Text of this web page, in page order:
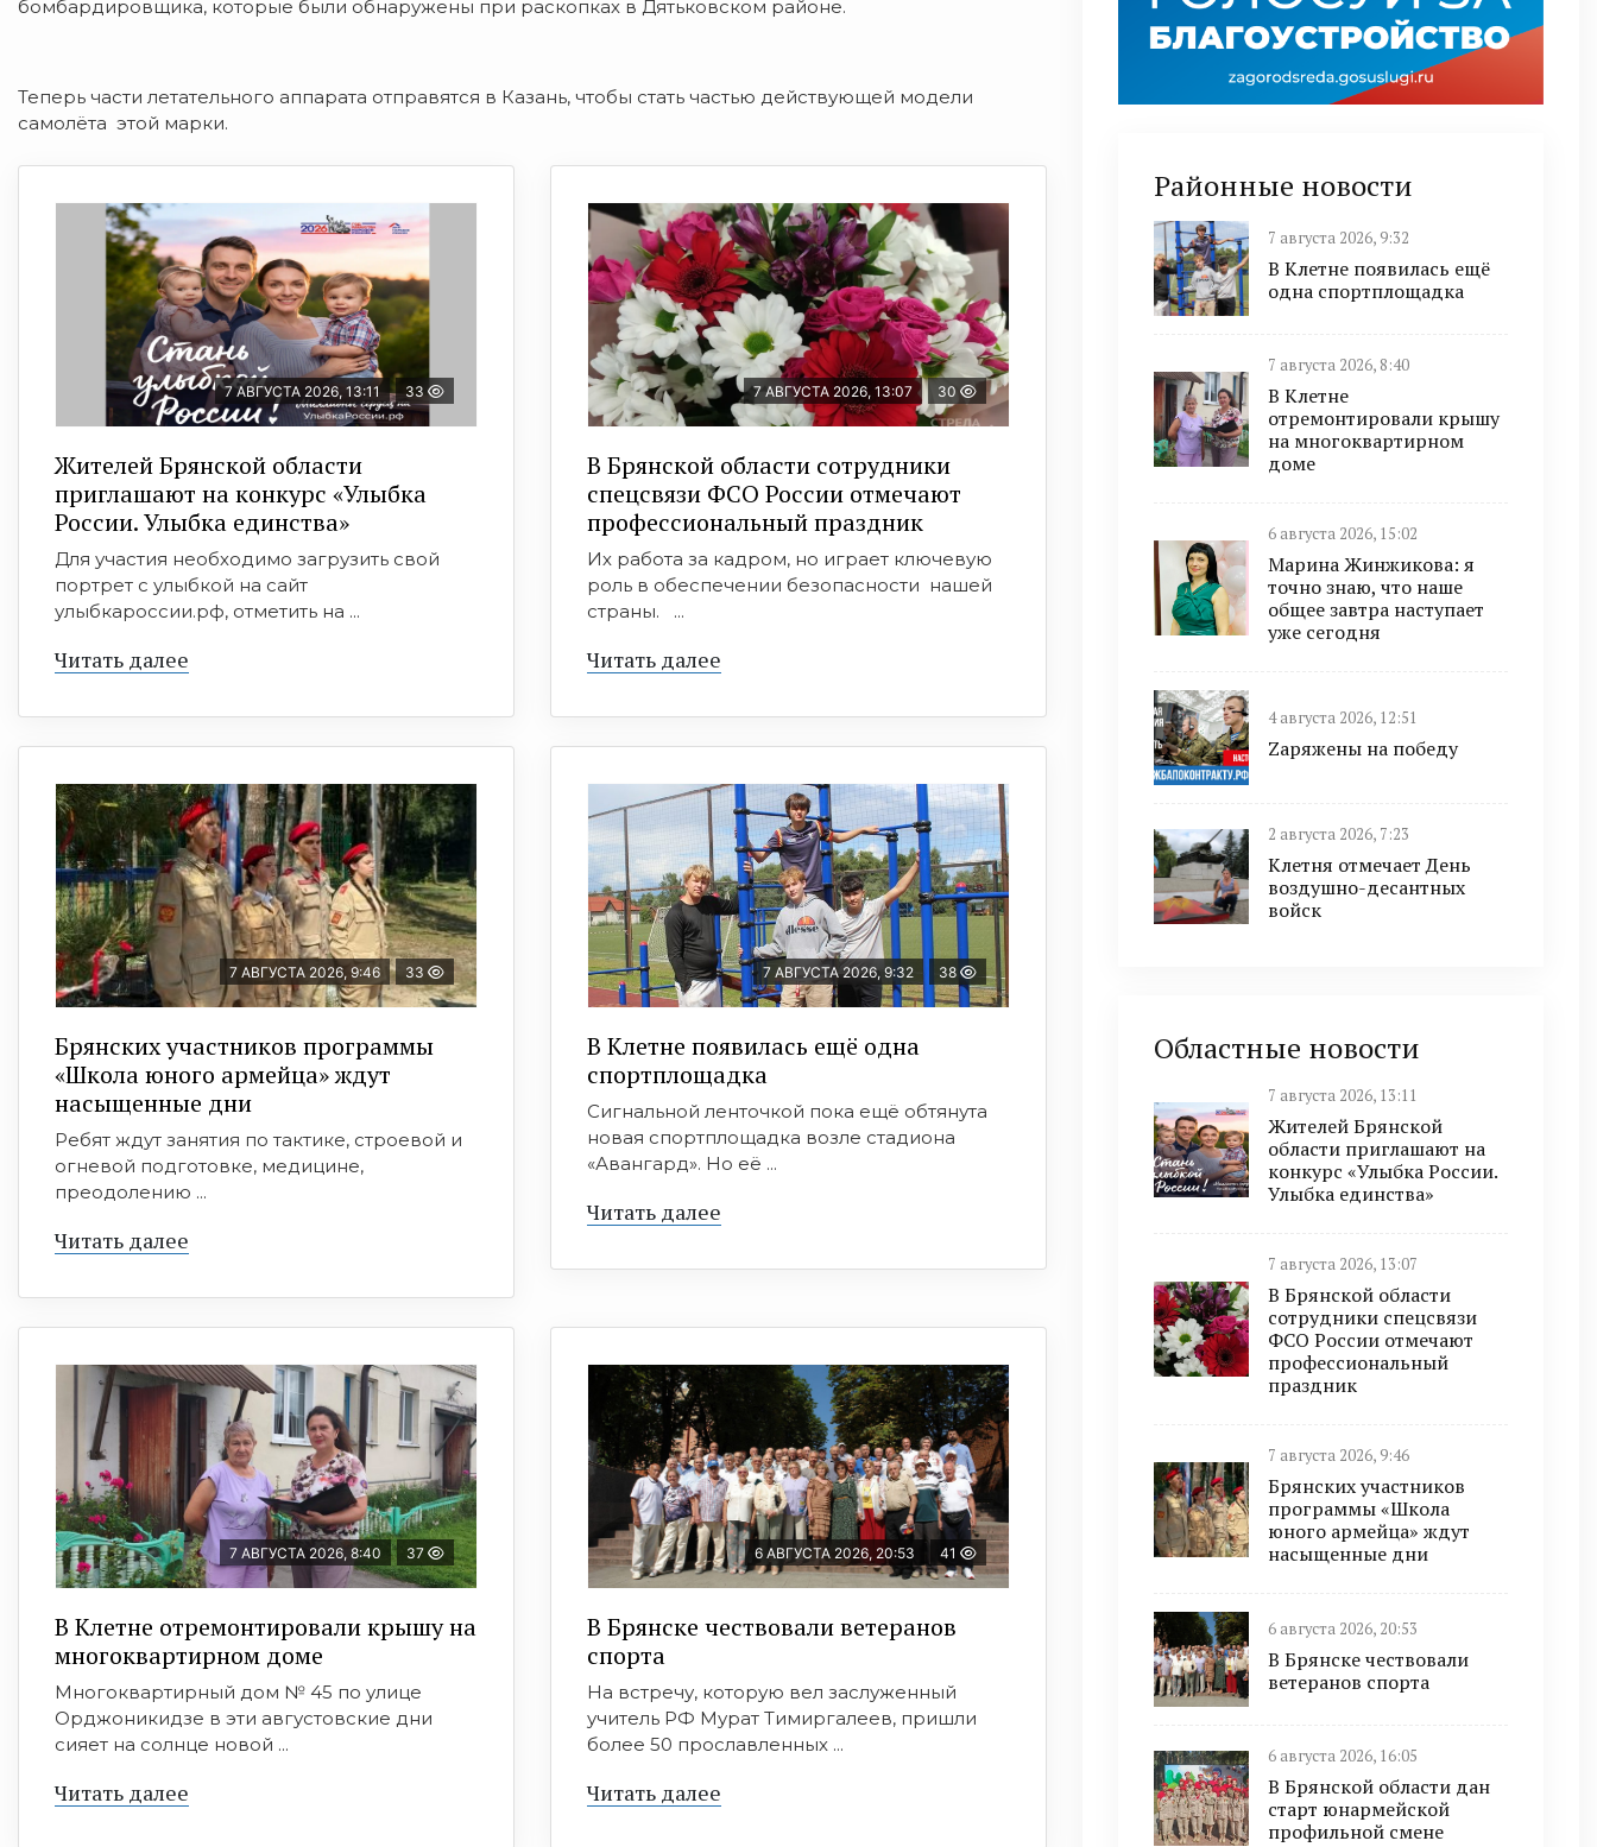
бомбардировщика, которые были обнаружены при раскопках в Дятьковском районе.
Теперь части летательного аппарата отправятся в Казань, чтобы стать частью действующей модели
самолёта этой марки.
7 АВГУСТА 2026, 13:11 33
Жителей Брянской области
приглашают на конкурс «Улыбка
России. Улыбка единства»
Для участия необходимо загрузить свой
портрет с улыбкой на сайт
улыбкароссии.рф, отметить на ...
Читать далее
7 АВГУСТА 2026, 13:07 30
В Брянской области сотрудники
спецсвязи ФСО России отмечают
профессиональный праздник
Их работа за кадром, но играет ключевую
роль в обеспечении безопасности нашей
страны. ...
Читать далее
7 АВГУСТА 2026, 9:46 33
Брянских участников программы
«Школа юного армейца» ждут
насыщенные дни
Ребят ждут занятия по тактике, строевой и
огневой подготовке, медицине,
преодолению ...
Читать далее
7 АВГУСТА 2026, 9:32 38
В Клетне появилась ещё одна
спортплощадка
Сигнальной ленточкой пока ещё обтянута
новая спортплощадка возле стадиона
«Авангард». Но её ...
Читать далее
7 АВГУСТА 2026, 8:40 37
В Клетне отремонтировали крышу на
многоквартирном доме
Многоквартирный дом № 45 по улице
Орджоникидзе в эти августовские дни
сияет на солнце новой ...
Читать далее
6 АВГУСТА 2026, 20:53 41
В Брянске чествовали ветеранов
спорта
На встречу, которую вел заслуженный
учитель РФ Мурат Тимиргалеев, пришли
более 50 прославленных ...
Читать далее
Районные новости
7 августа 2026, 9:32
В Клетне появилась ещё
одна спортплощадка
7 августа 2026, 8:40
В Клетне
отремонтировали крышу
на многоквартирном
доме
6 августа 2026, 15:02
Марина Жинжикова: я
точно знаю, что наше
общее завтра наступает
уже сегодня
4 августа 2026, 12:51
Zаряжены на победу
2 августа 2026, 7:23
Клетня отмечает День
воздушно-десантных
войск
Областные новости
7 августа 2026, 13:11
Жителей Брянской
области приглашают на
конкурс «Улыбка России.
Улыбка единства»
7 августа 2026, 13:07
В Брянской области
сотрудники спецсвязи
ФСО России отмечают
профессиональный
праздник
7 августа 2026, 9:46
Брянских участников
программы «Школа
юного армейца» ждут
насыщенные дни
6 августа 2026, 20:53
В Брянске чествовали
ветеранов спорта
6 августа 2026, 16:05
В Брянской области дан
старт юнармейской
профильной смене